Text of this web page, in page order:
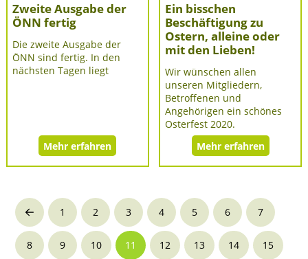
Zweite Ausgabe der
ÖNN fertig
Die zweite Ausgabe der
ÖNN sind fertig. In den
nächsten Tagen liegt
Mehr erfahren
Ein bisschen
Beschäftigung zu
Ostern, alleine oder
mit den Lieben!
Wir wünschen allen
unseren Mitgliedern,
Betroffenen und
Angehörigen ein schönes
Osterfest 2020.
Mehr erfahren
Prev 1 2 3 4 5 6 7
8 9 10 11 12 13 14 15